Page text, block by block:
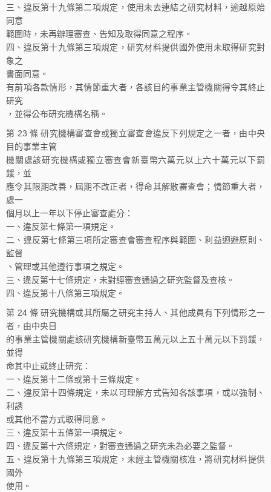
三、違反第十九條第二項規定，使用未去連結之研究材料，逾越原始
同意
範圍時，未再辦理審查、告知及取得同意之程序。
四、違反第十九條第三項規定，研究材料提供國外使用未取得研究對
象之
書面同意。
有前項各款情形，其情節重大者，各該目的事業主管機關得令其終止
研究
，並得公布研究機構名稱。
第 23 條 研究機構審查會或獨立審查會違反下列規定之一者，由中央
目的事業主管
機關處該研究機構或獨立審查會新臺幣六萬元以上六十萬元以下罰
鍰，並
應令其限期改善，屆期不改正者，得命其解散審查會；情節重大者，
處一
個月以上一年以下停止審查處分：
一、違反第七條第一項規定。
二、違反第七條第三項所定審查會審查程序與範圍、利益迴避原則、
監督
、管理或其他遵行事項之規定。
三、違反第十七條規定，未對經審查通過之研究監督及查核。
四、違反第十八條第三項規定。
第 24 條 研究機構或其所屬之研究主持人、其他成員有下列情形之一
者，由中央目
的事業主管機關處該研究機構新臺幣五萬元以上五十萬元以下罰鍰，
並得
命其中止或終止研究：
一、違反第十二條或第十三條規定。
二、違反第十四條規定，未以可理解方式告知各該事項，或以強制、
利誘
或其他不當方式取得同意。
三、違反第十五條第一項規定。
四、違反第十六條規定，對審查通過之研究未為必要之監督。
五、違反第十九條第三項規定，未經主管機關核准，將研究材料提供
國外
使用。